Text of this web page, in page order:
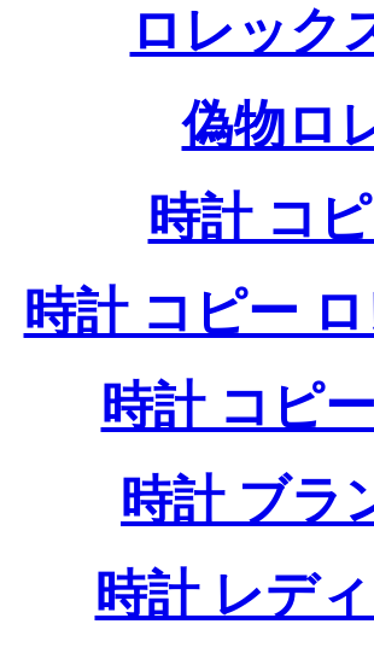
ロレック
偽物ロ
時計 コ
時計 コピー
時計 コピ
時計 ブラ
時計 レデ